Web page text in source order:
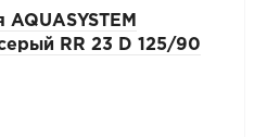
RR 23 D 125/90